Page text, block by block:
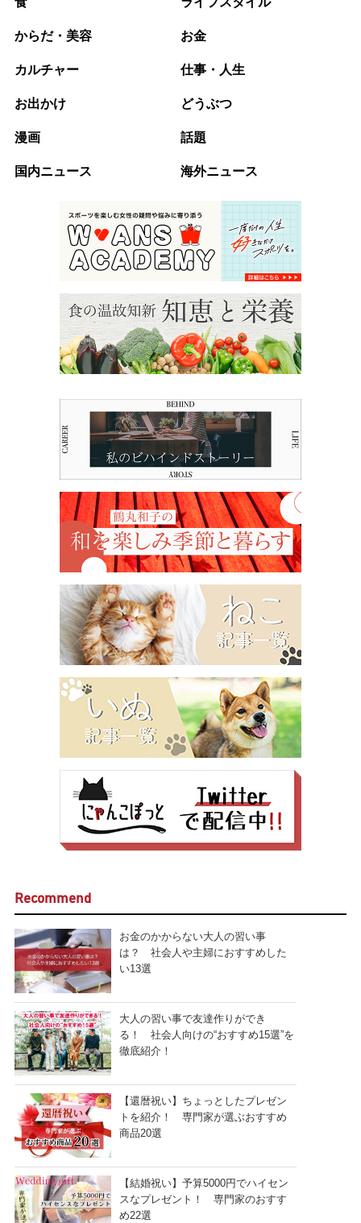
からだ・美容 お金
カルチャー 仕事・人生
お出かけ どうぶつ
漫画 話題
国内ニュース 海外ニュース
Recommend
お金のかからない大人の習い事
は？ 社会人や主婦におすすめした
い13選
大人の習い事で友達作りができ
る！ 社会人向けの“おすすめ15選”を
徹底紹介！
【還暦祝い】ちょっとしたプレゼン
トを紹介！ 専門家が選ぶおすすめ
商品20選
【結婚祝い】予算5000円でハイセン
スなプレゼント！ 専門家のおすす
め22選